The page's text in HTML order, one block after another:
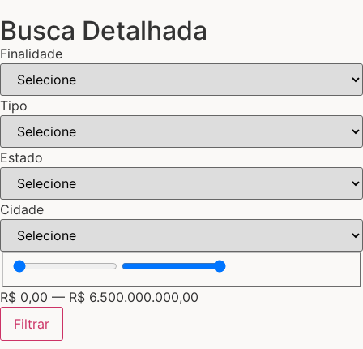
Busca Detalhada
Finalidade
Tipo
Estado
Cidade
R$ 0,00 — R$ 6.500.000.000,00
Filtrar